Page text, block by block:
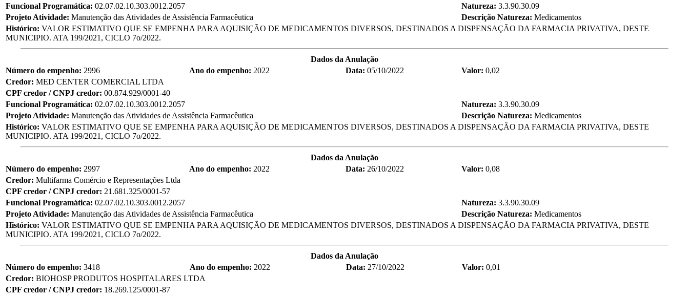
Funcional Programática: 02.07.02.10.303.0012.2057 Natureza: 3.3.90.30.09
Projeto Atividade: Manutenção das Atividades de Assistência Farmacêutica Descrição Natureza: Medicamentos
Histórico: VALOR ESTIMATIVO QUE SE EMPENHA PARA AQUISIÇÃO DE MEDICAMENTOS DIVERSOS, DESTINADOS A DISPENSAÇÃO DA FARMACIA PRIVATIVA, DESTE
MUNICIPIO. ATA 199/2021, CICLO 7o/2022.
Dados da Anulação
Número do empenho: 2996 Ano do empenho: 2022 Data: 05/10/2022 Valor: 0,02
Credor: MED CENTER COMERCIAL LTDA
CPF credor / CNPJ credor: 00.874.929/0001-40
Funcional Programática: 02.07.02.10.303.0012.2057 Natureza: 3.3.90.30.09
Projeto Atividade: Manutenção das Atividades de Assistência Farmacêutica Descrição Natureza: Medicamentos
Histórico: VALOR ESTIMATIVO QUE SE EMPENHA PARA AQUISIÇÃO DE MEDICAMENTOS DIVERSOS, DESTINADOS A DISPENSAÇÃO DA FARMACIA PRIVATIVA, DESTE
MUNICIPIO. ATA 199/2021, CICLO 7o/2022.
Dados da Anulação
Número do empenho: 2997 Ano do empenho: 2022 Data: 26/10/2022 Valor: 0,08
Credor: Multifarma Comércio e Representações Ltda
CPF credor / CNPJ credor: 21.681.325/0001-57
Funcional Programática: 02.07.02.10.303.0012.2057 Natureza: 3.3.90.30.09
Projeto Atividade: Manutenção das Atividades de Assistência Farmacêutica Descrição Natureza: Medicamentos
Histórico: VALOR ESTIMATIVO QUE SE EMPENHA PARA AQUISIÇÃO DE MEDICAMENTOS DIVERSOS, DESTINADOS A DISPENSAÇÃO DA FARMACIA PRIVATIVA, DESTE
MUNICIPIO. ATA 199/2021, CICLO 7o/2022.
Dados da Anulação
Número do empenho: 3418 Ano do empenho: 2022 Data: 27/10/2022 Valor: 0,01
Credor: BIOHOSP PRODUTOS HOSPITALARES LTDA
CPF credor / CNPJ credor: 18.269.125/0001-87